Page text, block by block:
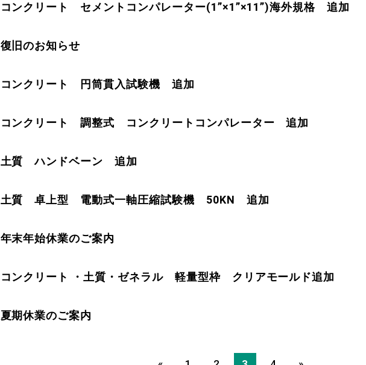
コンクリート セメントコンパレーター(1”×1”×11”)海外規格 追加
復旧のお知らせ
コンクリート 円筒貫入試験機 追加
コンクリート 調整式 コンクリートコンパレーター 追加
土質 ハンドベーン 追加
土質 卓上型 電動式一軸圧縮試験機 50KN 追加
年末年始休業のご案内
コンクリート ・土質・ゼネラル 軽量型枠 クリアモールド追加
夏期休業のご案内